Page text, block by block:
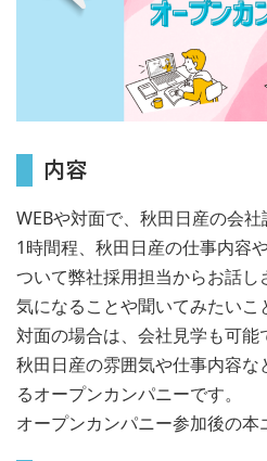
内容
WEBや対面で、秋田日産の会社
1時間程、秋田日産の仕事内容
ついて弊社採用担当からお話し
気になることや聞いてみたいこ
対面の場合は、会社見学も可能
秋田日産の雰囲気や仕事内容な
るオープンカンパニーです。
オープンカンパニー参加後の本